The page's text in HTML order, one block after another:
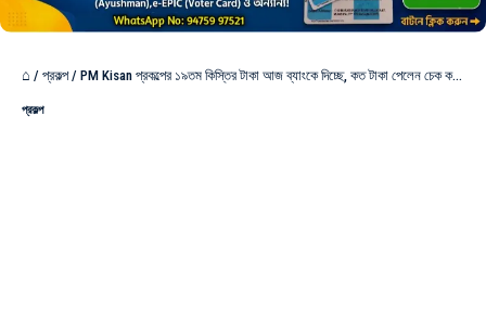
⌂ / প্রকল্প/ PM Kisan প্রকল্পের ১৯তম কিস্তির টাকা আজ ব্যাংকে দিচ্ছে, কত টাকা পেলেন চেক করুন টাকা এইভাবে!
প্রকল্প